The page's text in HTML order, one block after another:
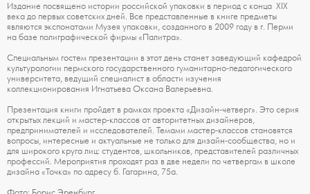
Издание посвящено истории российской упаковки в период с конца XIX
века до первых советских дней. Все представленные в книге предметы
являются экспонатами Музея упаковки, созданного в 2009 году в г. Перми
на базе полиграфической фирмы «Палитра».
Специальным гостем презентации в этот день станет заведующий кафедрой
культурологии пермского государственного гуманитарно-педагогического
университета, ведущий специалист в области изучения
коллекционирования Игнатьева Оксана Валерьевна.
Презентация книги пройдет в рамках проекта «Дизайн-четверг». Это серия
открытых лекций и мастер-классов от авторитетных дизайнеров,
предпринимателей и исследователей. Темами мастер-классов становятся
вопросы, интересные и актуальные не только для дизайн-сообщества, но и
для широкого круга лиц: студентов, школьников, представителей различных
профессий. Мероприятия проходят раз в две недели по четвергам в школе
дизайна «Точка» по адресу б. Гагарина, 75а.